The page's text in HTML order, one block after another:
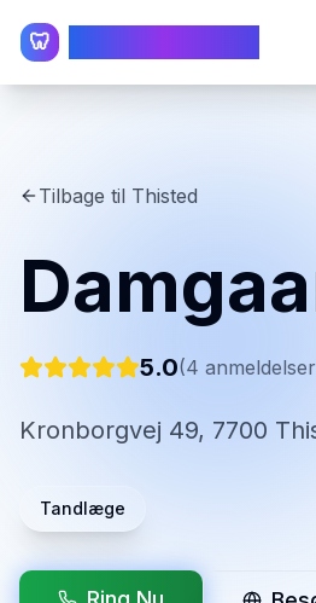
🦷
Tilbage til Thisted
5.0(4
Kronborgvej 49, 7700
Tandlæge